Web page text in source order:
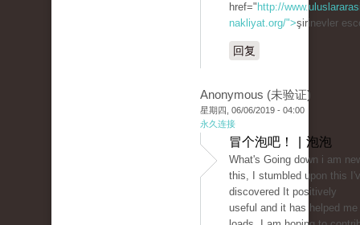
href=" http://
nakliyat.org/">şirinevler
回复
Anonymous (未验证)
星期四, 06/06/2019 - 04:00
永久连接
冒个泡吧！ | 泡泡
What's Going down i am
this, I stumbled upon this
discovered It positively
useful and it has helped me